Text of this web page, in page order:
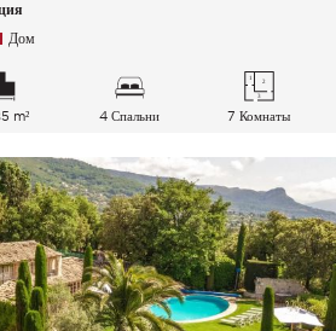
Дом
m² 4 Спальни 7 Комнаты